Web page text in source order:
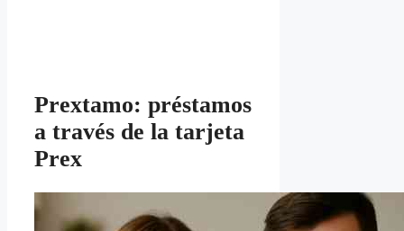
Prextamo: préstamos
a través de la tarjeta
Prex